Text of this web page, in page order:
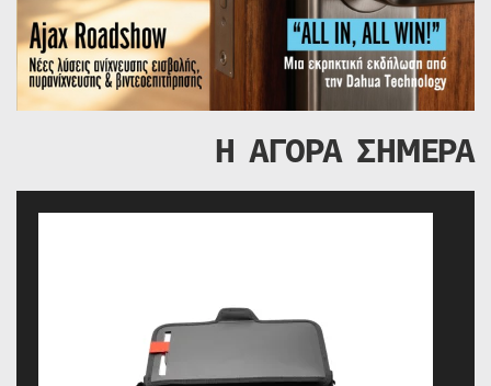
Η ΑΓΟΡΑ ΣΗΜΕΡΑ